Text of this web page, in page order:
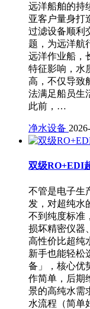
远洋船舶的持
亚客户量身打
过滤设备顺利
题，为远洋航
远洋作业船，
特征影响，水
高，不仅导致
法满足船员生
此前，…
净水设备
双级RO+EDI
不管是电子生
发，对超纯
不到纯度标准
损坏精密仪器
高性价比超纯
新手也能轻松
备」，核心优
作简单，后期
景的高纯水需
水流程（简单